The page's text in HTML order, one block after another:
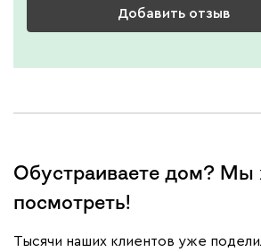
Добавить отзыв
Обустраиваете дом? Мы
посмотреть!
Тысячи наших клиентов уже